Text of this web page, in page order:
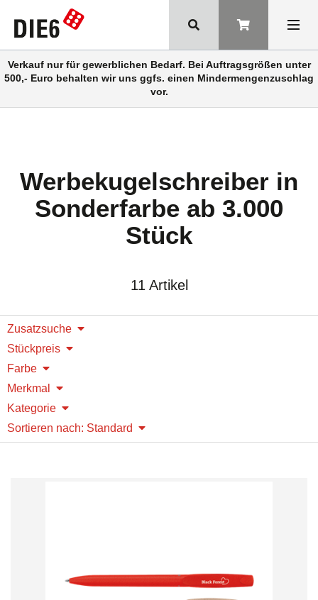
Verkauf nur für gewerblichen Bedarf. Bei Auftragsgrößen unter
500,- Euro behalten wir uns ggfs. einen Mindermengenzuschlag
vor.
Werbekugelschreiber in
Sonderfarbe ab 3.000
Stück
11 Artikel
Zusatzsuche
Stückpreis
Farbe
Merkmal
Kategorie
Sortieren nach: Standard